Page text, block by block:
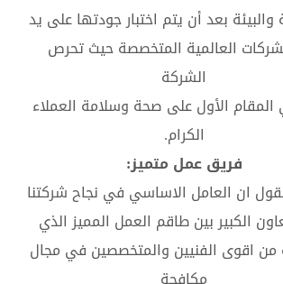
بعد أن يتم اختبار جودتها على يد
العالمية المتخصصة حيث تحرص
الشركة
المقام الأول على صحة وسلامة العملاء
الكرام.
فريق عمل متميز:
ان العامل الاساسي في نجاح شركتنا
الكبير بين طاقم العمل المميز الذي
من اقوى الفنيين والمتخصصين في مجال